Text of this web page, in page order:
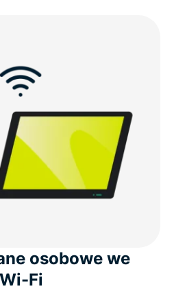
modeli
temat ExpressVPN
O VPN dla
osobowe we
Fi